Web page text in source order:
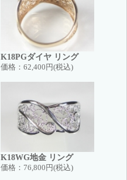
K18PGダイヤ リング
価格： 62,400円(税込)
K18WG地金 リング
価格： 76,800円(税込)